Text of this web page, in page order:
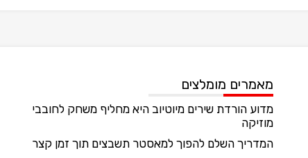
מאמרים מומלצים
מדוע הורדת שירים מיוטיוב היא מחליף משחק לחובבי
מוזיקה
המדריך השלם להפוך למאסטר תשבצים תוך זמן קצר